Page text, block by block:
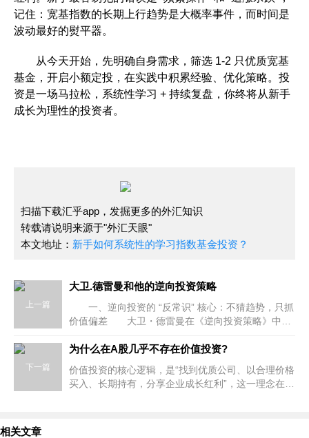
记住：宽基指数的长期上行趋势是大概率事件，而时间是
波动最好的熨平器。
从今天开始，先明确自身需求，筛选 1-2 只优质宽基
基金，开启小额定投，在实践中积累经验、优化策略。投
资是一场马拉松，系统性学习 + 持续复盘，你终将从新手
成长为理性的投资者。
扫描下载汇乎app，发掘更多的外汇知识
转载请说明来源于"外汇天眼"
本文地址： 新手如何系统性的学习指数基金投资？
上一篇
大卫.德雷曼和他的逆向投资策略
一、逆向投资的 “反常识” 核心：不猜趋势，只抓
价值偏差 大卫・德雷曼在《逆向投资策略》中明
下一篇
为什么在A股几乎不存在价值投资?
价值投资的核心逻辑，是“找到优质公司、以合理价格
买入、长期持有，分享企业成长红利”，这一理念在美
相关文章